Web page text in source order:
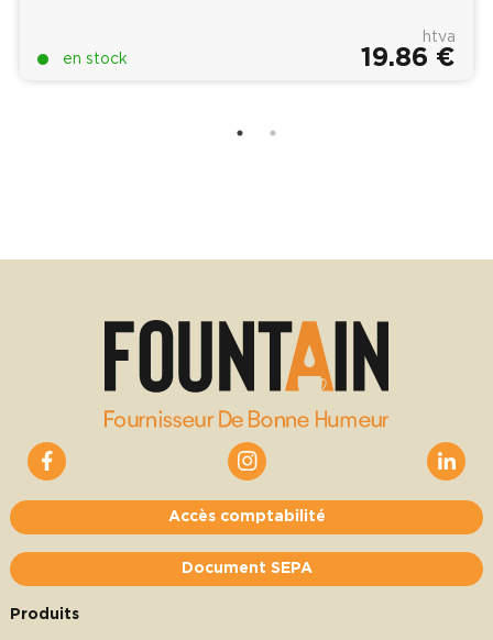
en stock
htva
19.86 €
Accès comptabilité
Document SEPA
Produits